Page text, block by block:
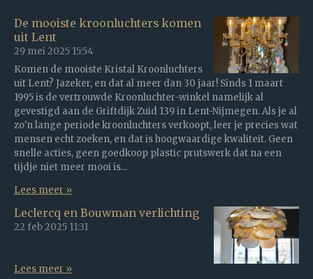
De mooiste kroonluchters komen
uit Lent
29 mei 2025 15:54
Komen de mooiste Kristal Kroonluchters
uit Lent? Jazeker, en dat al meer dan 30 jaar! Sinds 1 maart
1995 is de vertrouwde Kroonluchter-winkel namelijk al
gevestigd aan de Griftdijk Zuid 139 in Lent-Nijmegen. Als je al
zo'n lange periode kroonluchters verkoopt, leer je precies wat
mensen echt zoeken, en dat is hoogwaardige kwaliteit. Geen
snelle acties, geen goedkoop plastic prutswerk dat na een
tijdje niet meer mooi is...
Lees meer »
Leclercq en Bouwman verlichting
22 feb 2025 11:31
Lees meer »